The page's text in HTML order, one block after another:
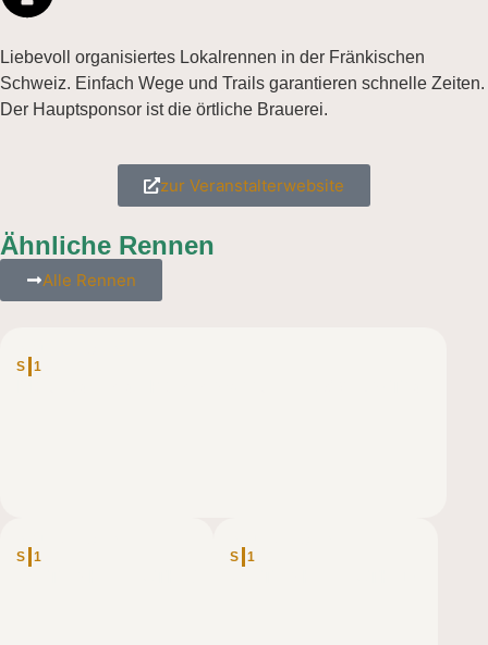
Liebevoll organisiertes Lokalrennen in der Fränkischen
Schweiz. Einfach Wege und Trails garantieren schnelle Zeiten.
Der Hauptsponsor ist die örtliche Brauerei.
zur Veranstalterwebsite
Ähnliche Rennen
Alle Rennen
S 1
S 1
S 1